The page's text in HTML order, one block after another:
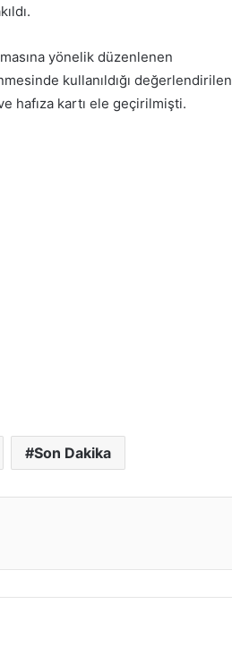
yönelik düzenlenen
kullanıldığı değerlendirilen
hafıza kartı ele geçirilmişti.
Son Dakika